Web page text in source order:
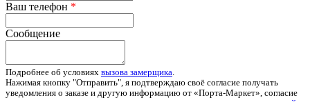
Ваш телефон *
Сообщение
Подробнее об условиях вызова замерщика.
Нажимая кнопку "Отправить", я подтверждаю своё согласие получать
уведомления о заказе и другую информацию от «Порта-Маркет», согласие